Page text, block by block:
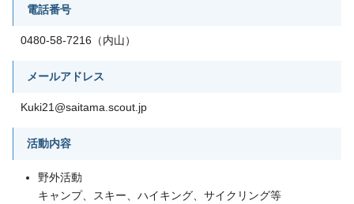
電話番号
0480-58-7216（内山）
メールアドレス
Kuki21@saitama.scout.jp
活動内容
野外活動
キャンプ、スキー、ハイキング、サイクリング等